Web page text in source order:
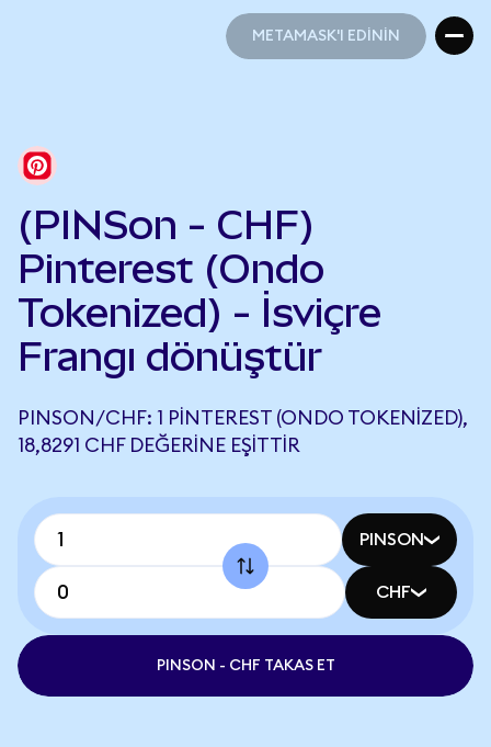
METAMASK'I EDİNİN
(PINSon - CHF)
Pinterest (Ondo
Tokenized) - İsviçre
Frangı dönüştür
PINSON/CHF: 1 PINTEREST (ONDO TOKENIZED),
18,8291 CHF DEĞERINE EŞITTIR
PINSON
CHF
PINSON - CHF TAKAS ET